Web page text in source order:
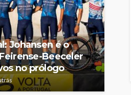
Johansen é o
Beeceler
no prólogo